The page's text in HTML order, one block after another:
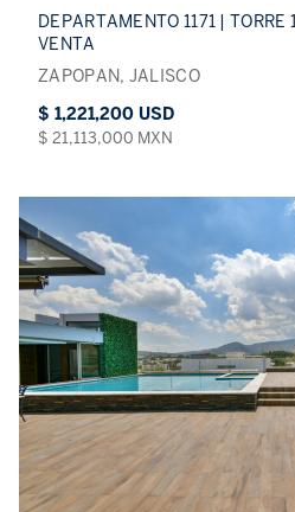
DEPARTAMENTO 1171 |
VENTA
ZAPOPAN, JALISCO
$ 1,221,200 USD
$ 21,113,000 MXN